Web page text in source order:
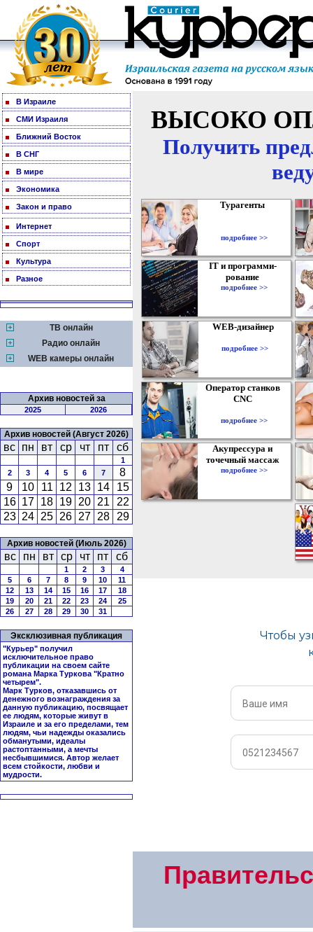
В Израиле
СМИ Израиля
Ближний Восток
В СНГ
В мире
Экономика
Закон и право
Интернет
Спорт
Культура
Разное
ТВ онлайн
Радио онлайн
WEB камеры онлайн
Архив новостей за
2025 2026
Архив новостей (Август 2026)
вс пн вт ср чт пт сб
1
2
3 4 5 6 7
8
9
10 11 12 13 14
15
16 17 18 19 20 21
22
23 24 25 26 27 28 29
Архив новостей (Июль 2026)
вс пн вт ср чт пт сб
1 2 3
4
5
6 7 8 9 10
11
12
13 14 15 16 17
18
19
20 21 22 23 24
25
26
27 28 29 30 31
Эксклюзивная публикация
"Курьер" получил
исключительное право
публикации на своем сайте
романа Марка Туркова "Кратно
четырем".
Марк Турков, отказавшись от
денежного вознаграждения за
данную публикацию, посвящает
ее людям, которые живут в
Израиле и за его пределами, тем
людям, чьи надежды оказались
обманутыми, идеалы
растоптанными, а мечты
несбывшимися. Автор желает
всем стойкости, любви и
мудрости.
ВЫСОКО
Получить
Турагенты
подробнее >>
IT и программи-
рование
подробнее >>
WEB-дизайнер
подробнее >>
Оператор станков
CNC
подробнее >>
Акупрессура и
точечный массаж
подробнее >>